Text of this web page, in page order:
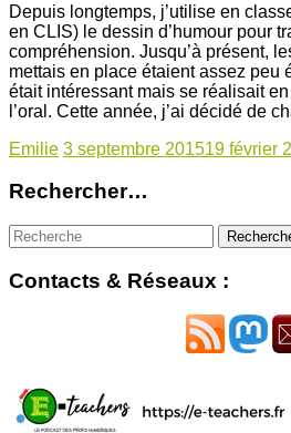
Depuis longtemps, j’utilise en
en CLIS) le dessin d’humour pour
compréhension. Jusqu’à présent,
mettais en place étaient assez peu
était intéressant mais se réalisait
l’oral. Cette année, j’ai décidé de
Emilie 3 septembre 201519 février
Rechercher…
Contacts & Réseaux :